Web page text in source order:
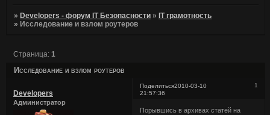
» Developers - форум IT Безопасности » IT грамотность
» Исследование и взлом роутеров
Исследование и взлом роутеров
Страница:1
Поделиться 1
2010-03-10
21:57:36
Developers
Администратор
Порывшись в архивах статей на